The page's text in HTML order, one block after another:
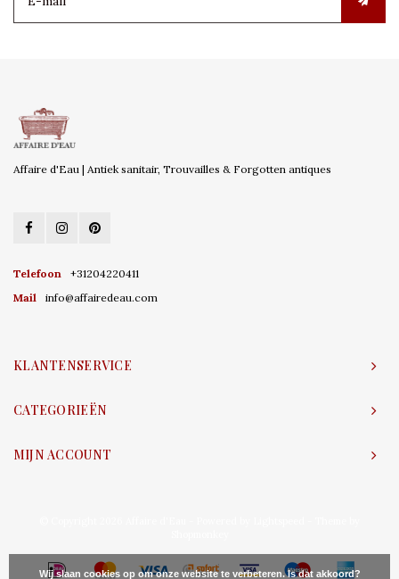
Affaire d'Eau | Antiek sanitair, Trouvailles & Forgotten antiques
Telefoon
+31204220411
Mail
info@affairedeau.com
KLANTENSERVICE
CATEGORIEËN
MIJN ACCOUNT
Wij slaan cookies op om onze website te verbeteren. Is dat akkoord?